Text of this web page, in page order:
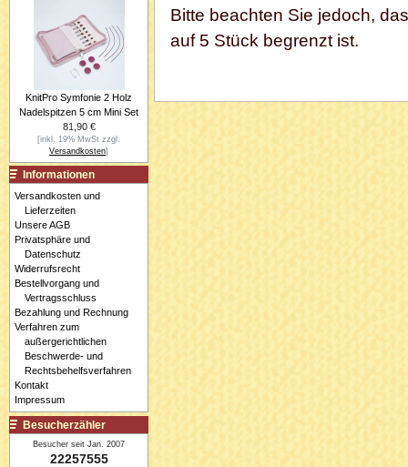
Bitte beachten Sie jedoch,
auf 5 Stück begrenzt ist.
KnitPro Symfonie 2 Holz
Nadelspitzen 5 cm Mini Set
81,90 €
[inkl. 19% MwSt zzgl.
Versandkosten]
Informationen
Versandkosten und
Lieferzeiten
Unsere AGB
Privatsphäre und
Datenschutz
Widerrufsrecht
Bestellvorgang und
Vertragsschluss
Bezahlung und Rechnung
Verfahren zum
außergerichtlichen
Beschwerde- und
Rechtsbehelfsverfahren
Kontakt
Impressum
Besucherzähler
Besucher seit Jan. 2007
22257555